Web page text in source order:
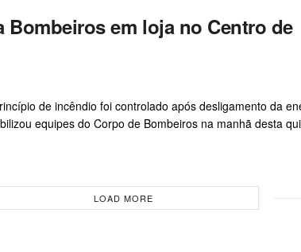
em loja no Centro de
de incêndio foi controlado após desligamento da
equipes do Corpo de Bombeiros na manhã desta
LOAD MORE